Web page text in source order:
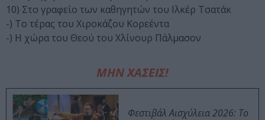
10) Στο γραφείο των καθηγητών του Ιλκέρ Τσατάκ
-) Το τέρας του Χιροκάζου Κορεέντα
-) Η χώρα του Θεού του Χλίνουρ Πάλμασον
ΜΗΝ ΧΑΣΕΙΣ!
Φεστιβάλ Αισχύλεια 2026: Το